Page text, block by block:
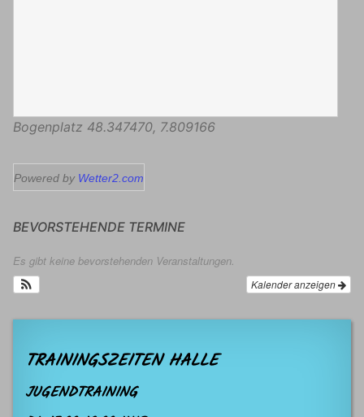
Bogenplatz 48.347470, 7.809166
Powered by Wetter2.com
BEVORSTEHENDE TERMINE
Es gibt keine bevorstehenden Veranstaltungen.
Kalender anzeigen
TRAININGSZEITEN HALLE
JUGENDTRAINING